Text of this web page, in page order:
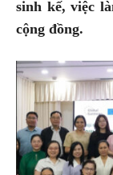
sinh kế, việc
cộng đồng.